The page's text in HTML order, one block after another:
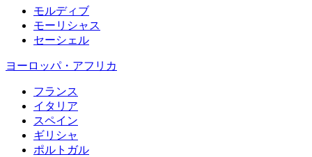
モルディブ
モーリシャス
セーシェル
ヨーロッパ・アフリカ
フランス
イタリア
スペイン
ギリシャ
ポルトガル